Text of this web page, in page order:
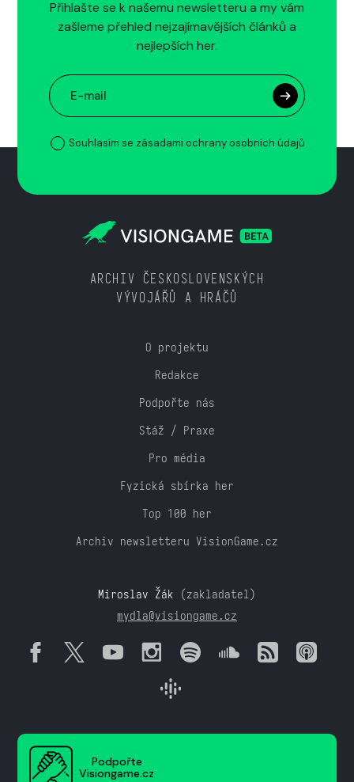
Přihlašte se k našemu newsletteru a my vám
zašleme přehled nejzajímavějších článků a
nejlepších her.
Souhlasím se zásadami ochrany osobních údajů
ARCHIV ČESKOSLOVENSKÝCH
VÝVOJÁŘŮ A HRÁČŮ
O projektu
Redakce
Podpořte nás
Stáž / Praxe
Pro média
Fyzická sbírka her
Top 100 her
Archiv newsletteru VisionGame.cz
Miroslav Žák (zakladatel)
mydla@visiongame.cz
Podpořte
Visiongame.cz